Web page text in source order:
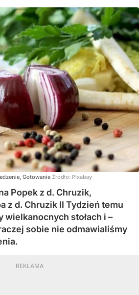
Gotowanie Źródło: Pixabay
Popek z d. Chruzik,
z d. Chruzik II Tydzień temu
stołach i –
sobie nie odmawialiśmy